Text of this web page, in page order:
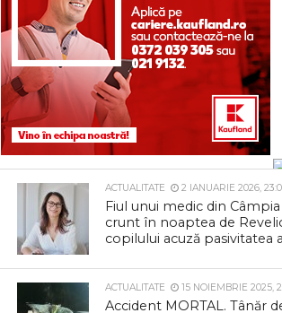
ACTUALITATE 2 IANUARIE 2026,
Fiul unui medic din
crunt în noaptea de
copilului acuză pasivitatea
ACTUALITATE 15 NOIEMBRIE 2025,
Accident MORTAL. Tânăr